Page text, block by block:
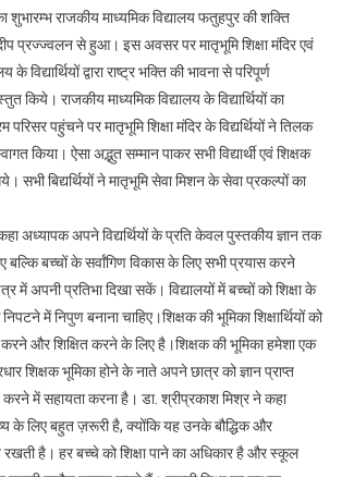
शुभारम्भ राजकीय माध्यमिक विद्यालय फतुहपुर की शक्ति
प्रज्ज्वलन से हुआ। इस अवसर पर मातृभूमि शिक्षा मंदिर एवं
के विद्यार्थियों द्वारा राष्ट्र भक्ति की भावना से परिपूर्ण
किये। राजकीय माध्यमिक विद्यालय के विद्यार्थियों का
पहुंचने पर मातृभूमि शिक्षा मंदिर के विद्यर्थियों ने तिलक
किया। ऐसा अद्भुत सम्मान पाकर सभी विद्यार्थी एवं शिक्षक
सभी बिद्यर्थियों ने मातृभूमि सेवा मिशन के सेवा प्रकल्पों का
अध्यापक अपने विद्यर्थियों के प्रति केवल पुस्तकीय ज्ञान तक
बल्कि बच्चों के सर्वांगिण विकास के लिए सभी प्रयास करने
में अपनी प्रतिभा दिखा सकें। विद्यालयों में बच्चों को शिक्षा के
में निपुण बनाना चाहिए।शिक्षक की भूमिका शिक्षार्थियों को
करने और शिक्षित करने के लिए है।शिक्षक की भूमिका हमेशा एक
शिक्षक भूमिका होने के नाते अपने छात्र को ज्ञान प्राप्त
में सहायता करना है। डा. श्रीप्रकाश मिश्र ने कहा
के लिए बहुत ज़रूरी है, क्योंकि यह उनके बौद्धिक और
रखती है। हर बच्चे को शिक्षा पाने का अधिकार है और स्कूल